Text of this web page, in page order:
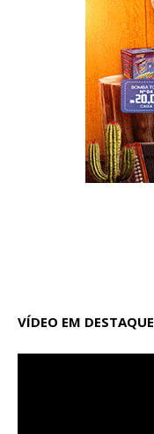
VÍDEO EM DESTAQUE